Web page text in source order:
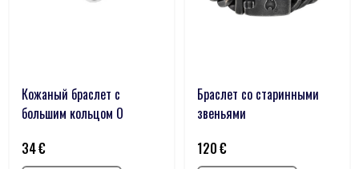
Кожаный браслет с
большим кольцом O
34
Браслет со старинными
звеньями
120